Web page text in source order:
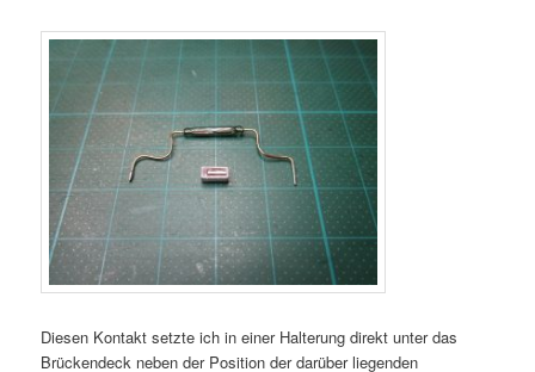
Diesen Kontakt setzte ich in einer Halterung direkt unter das
Brückendeck neben der Position der darüber liegenden